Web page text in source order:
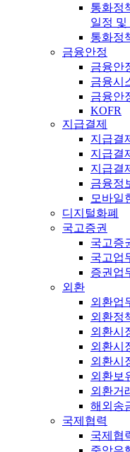
통화정
일정 및
통화정
금융안정
금융안
금융시
금융안
KOFR
지급결제
지급결
지급결
지급결
금융정
모바일
디지털화폐
국고증권
국고증
국고업
증권업
외환
외환업
외환정
외환시
외환시
외환시
외환보
외환거
해외송
국제협력
국제협